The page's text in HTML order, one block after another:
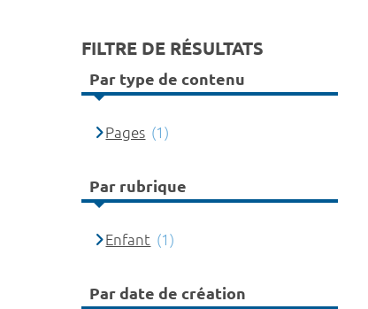
FILTRE DE RÉSULTATS
Par type de contenu
Pages (1)
Par rubrique
Enfant (1)
Par date de création